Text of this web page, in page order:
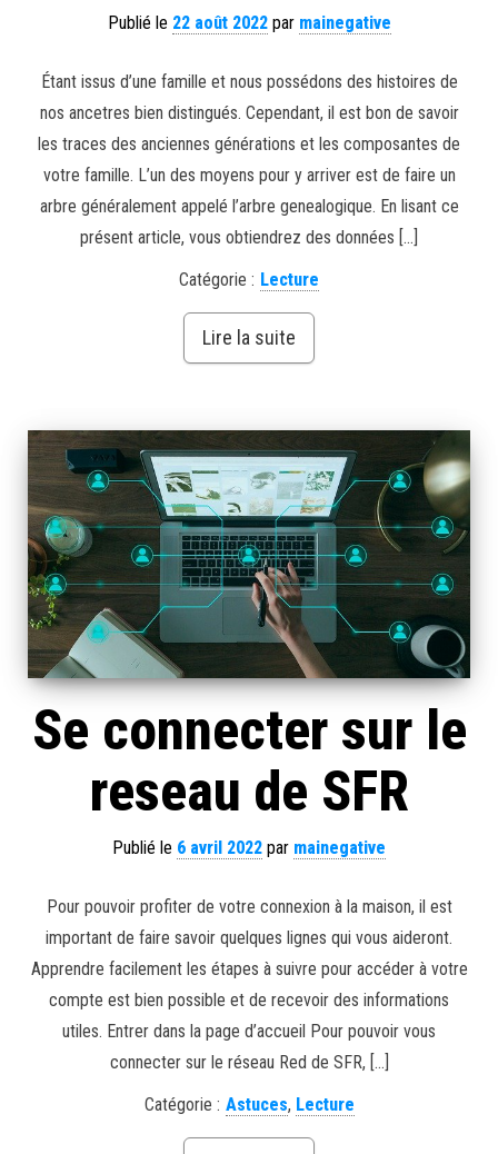
Publié le 22 août 2022par mainegative
Étant issus d’une famille et nous possédons des histoires de
nos ancetres bien distingués. Cependant, il est bon de savoir
les traces des anciennes générations et les composantes de
votre famille. L’un des moyens pour y arriver est de faire un
arbre généralement appelé l’arbre genealogique. En lisant ce
présent article, vous obtiendrez des données […]
Catégorie : Lecture
Lire la suite
Se connecter sur le
reseau de SFR
Publié le 6 avril 2022 par mainegative
Pour pouvoir profiter de votre connexion à la maison, il est
important de faire savoir quelques lignes qui vous aideront.
Apprendre facilement les étapes à suivre pour accéder à votre
compte est bien possible et de recevoir des informations
utiles. Entrer dans la page d’accueil Pour pouvoir vous
connecter sur le réseau Red de SFR, […]
Catégorie : Astuces, Lecture